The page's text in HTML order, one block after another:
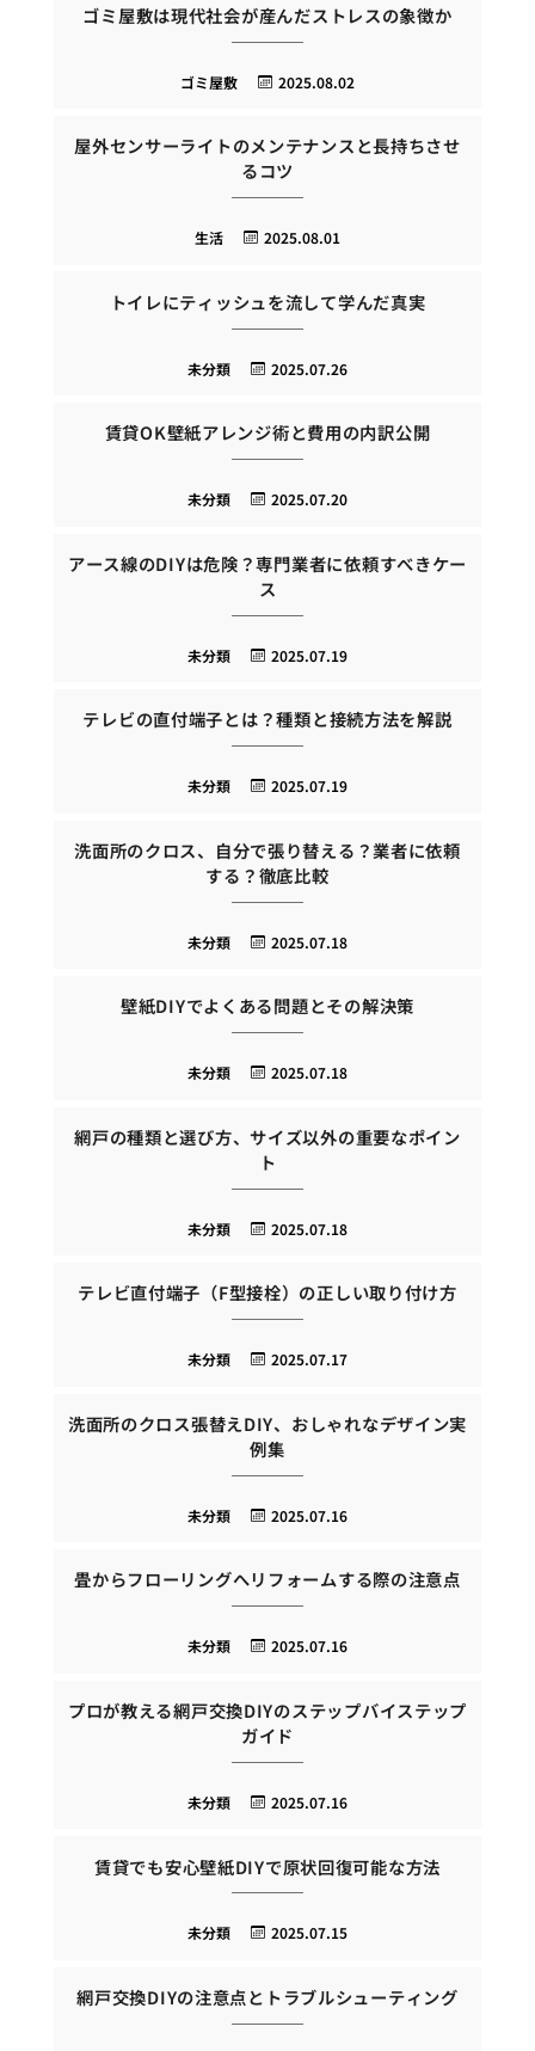
ゴミ屋敷は現代社会が産んだストレスの象徴か
2025.08.02
ゴミ屋敷
屋外センサーライトのメンテナンスと長持ちさせ
るコツ
2025.08.01
生活
トイレにティッシュを流して学んだ真実
2025.07.26
未分類
賃貸OK壁紙アレンジ術と費用の内訳公開
2025.07.20
未分類
アース線のDIYは危険？専門業者に依頼すべきケー
ス
2025.07.19
未分類
テレビの直付端子とは？種類と接続方法を解説
2025.07.19
未分類
洗面所のクロス、自分で張り替える？業者に依頼
する？徹底比較
2025.07.18
未分類
壁紙DIYでよくある問題とその解決策
2025.07.18
未分類
網戸の種類と選び方、サイズ以外の重要なポイン
ト
2025.07.18
未分類
テレビ直付端子（F型接栓）の正しい取り付け方
2025.07.17
未分類
洗面所のクロス張替えDIY、おしゃれなデザイン実
例集
2025.07.16
未分類
畳からフローリングへリフォームする際の注意点
2025.07.16
未分類
プロが教える網戸交換DIYのステップバイステップ
ガイド
2025.07.16
未分類
賃貸でも安心壁紙DIYで原状回復可能な方法
2025.07.15
未分類
網戸交換DIYの注意点とトラブルシューティング